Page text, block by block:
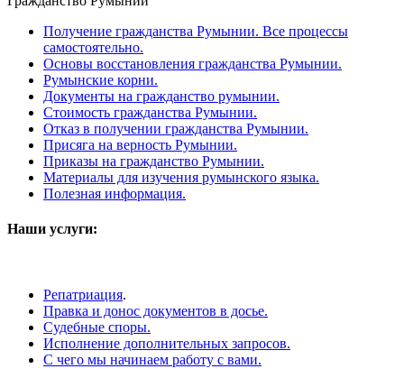
Получение гражданства Румынии. Все процессы
самостоятельно.
Основы восстановления гражданства Румынии.
Румынские корни.
Документы на гражданство румынии.
Стоимость гражданства Румынии.
Отказ в получении гражданства Румынии.
Присяга на верность Румынии.
Приказы на гражданство Румынии.
Материалы для изучения румынского языка.
Полезная информация.
Наши услуги:
Репатриация.
Правка и донос документов в досье.
Судебные споры.
Исполнение дополнительных запросов.
С чего мы начинаем работу с вами.